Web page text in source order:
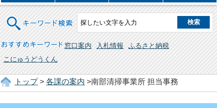
キーワード検索
おすすめキーワード 窓口案内 入札情報
ふるさと納税
こにゅうどうくん
トップ> 各課の案内 >南部清掃事業所 担当事務